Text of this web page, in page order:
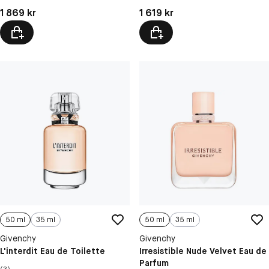
Pris: 1 869 kr
1 869 kr Pris: 1 619 kr
1 619 kr
50 ml 35 ml
Givenchy
L'interdit Eau de Toilette
50 ml 35 ml
Givenchy
Irresistible Nude Velvet Eau de
Parfum